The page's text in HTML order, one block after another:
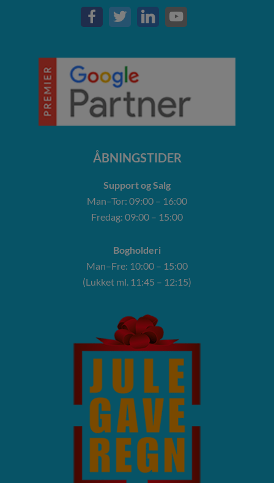
ÅBNINGSTIDER
Support og Salg
Man–Tor: 09:00 – 16:00
Fredag: 09:00 – 15:00
Bogholderi
Man–Fre: 10:00 – 15:00
(Lukket ml. 11:45 – 12:15)